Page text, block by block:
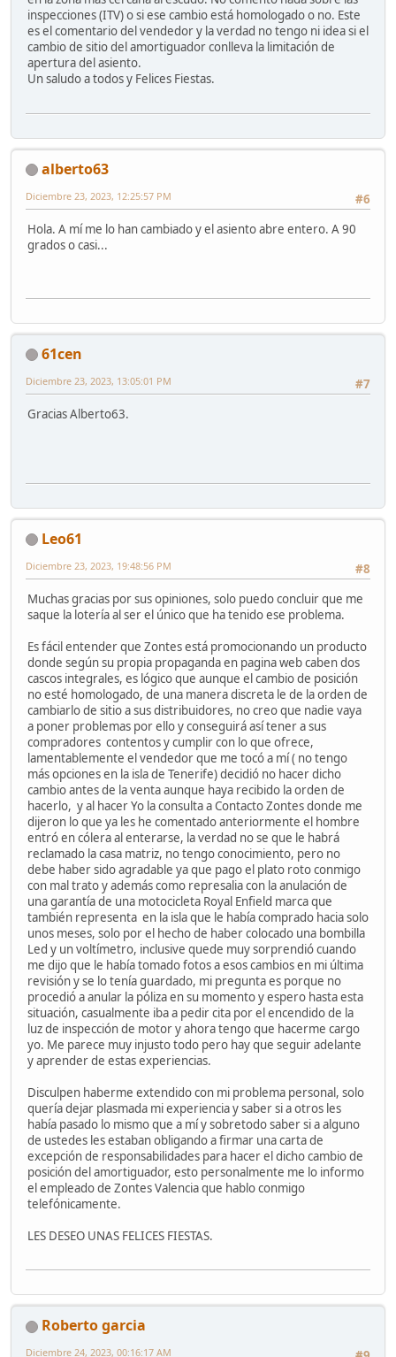
inspecciones (ITV) o si ese cambio está homologado o no. Este
es el comentario del vendedor y la verdad no tengo ni idea si el
cambio de sitio del amortiguador conlleva la limitación de
apertura del asiento.
Un saludo a todos y Felices Fiestas.
alberto63
#6
Diciembre 23, 2023, 12:25:57 PM
Hola. A mí me lo han cambiado y el asiento abre entero. A 90
grados o casi...
61cen
#7
Diciembre 23, 2023, 13:05:01 PM
Gracias Alberto63.
Leo61
#8
Diciembre 23, 2023, 19:48:56 PM
Muchas gracias por sus opiniones, solo puedo concluir que me
saque la lotería al ser el único que ha tenido ese problema.
Es fácil entender que Zontes está promocionando un producto
donde según su propia propaganda en pagina web caben dos
cascos integrales, es lógico que aunque el cambio de posición
no esté homologado, de una manera discreta le de la orden de
cambiarlo de sitio a sus distribuidores, no creo que nadie vaya
a poner problemas por ello y conseguirá así tener a sus
compradores contentos y cumplir con lo que ofrece,
lamentablemente el vendedor que me tocó a mí ( no tengo
más opciones en la isla de Tenerife) decidió no hacer dicho
cambio antes de la venta aunque haya recibido la orden de
hacerlo, y al hacer Yo la consulta a Contacto Zontes donde me
dijeron lo que ya les he comentado anteriormente el hombre
entró en cólera al enterarse, la verdad no se que le habrá
reclamado la casa matriz, no tengo conocimiento, pero no
debe haber sido agradable ya que pago el plato roto conmigo
con mal trato y además como represalia con la anulación de
una garantía de una motocicleta Royal Enfield marca que
también representa en la isla que le había comprado hacia solo
unos meses, solo por el hecho de haber colocado una bombilla
Led y un voltímetro, inclusive quede muy sorprendió cuando
me dijo que le había tomado fotos a esos cambios en mi última
revisión y se lo tenía guardado, mi pregunta es porque no
procedió a anular la póliza en su momento y espero hasta esta
situación, casualmente iba a pedir cita por el encendido de la
luz de inspección de motor y ahora tengo que hacerme cargo
yo. Me parece muy injusto todo pero hay que seguir adelante
y aprender de estas experiencias.
Disculpen haberme extendido con mi problema personal, solo
quería dejar plasmada mi experiencia y saber si a otros les
había pasado lo mismo que a mí y sobretodo saber si a alguno
de ustedes les estaban obligando a firmar una carta de
excepción de responsabilidades para hacer el dicho cambio de
posición del amortiguador, esto personalmente me lo informo
el empleado de Zontes Valencia que hablo conmigo
telefónicamente.
LES DESEO UNAS FELICES FIESTAS.
Roberto garcia
Diciembre 24, 2023, 00:16:17 AM